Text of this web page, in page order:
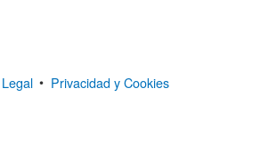
Legal • Privacidad y Cookies